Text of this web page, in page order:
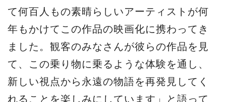
て何百人もの素晴らしいアーティストが何
年もかけてこの作品の映画化に携わってき
ました。観客のみなさんが彼らの作品を見
て、この乗り物に乗るような体験を通し、
新しい視点から永遠の物語を再発見してく
れることを楽しみにしています」と語って